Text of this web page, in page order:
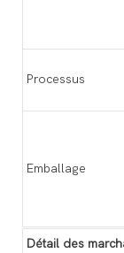
Processus
Emballage
Détail des